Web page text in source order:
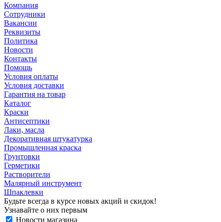
Компания
Сотрудники
Вакансии
Реквизиты
Политика
Новости
Контакты
Помощь
Условия оплаты
Условия доставки
Гарантия на товар
Каталог
Краски
Антисептики
Лаки, масла
Декоративная штукатурка
Промышленная краска
Грунтовки
Герметики
Растворители
Малярный инструмент
Шпаклевки
Будьте всегда в курсе новых акций и скидок!
Узнавайте о них первым
Новости магазина